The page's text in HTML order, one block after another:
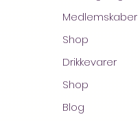
Medlemskaber
Shop
Drikkevarer
Shop
Blog